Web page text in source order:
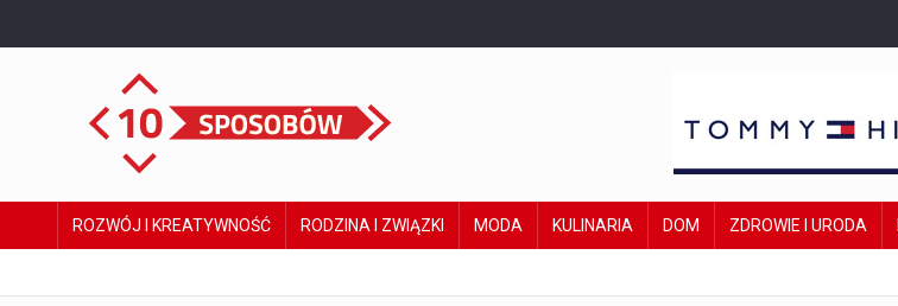
ROZWÓJ I KREATYWNOŚĆ RODZINA I ZWIĄZKI MODA KULINARIA DOM ZDROWIE I URODA